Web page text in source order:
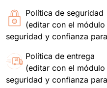
Política de seguridad
(editar con el
seguridad y confianza
Política de entrega
(editar con el
seguridad y confianza